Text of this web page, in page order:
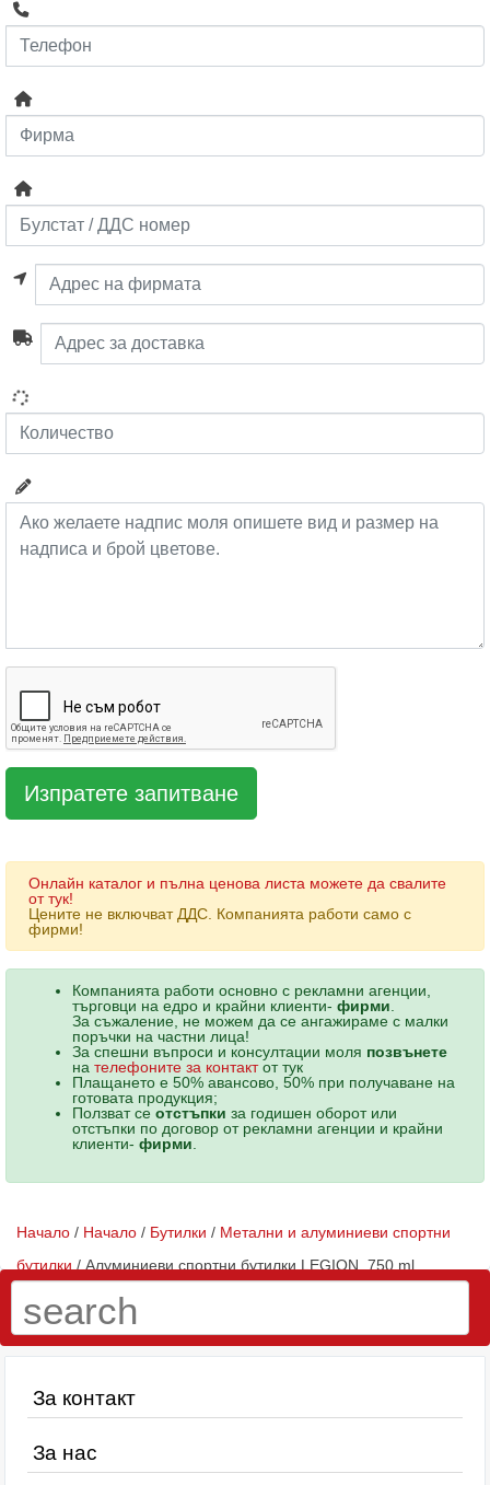
Онлайн каталог и пълна ценова листа можете да свалите
от тук!
Цените не включват ДДС. Компанията работи само с
фирми!
Компанията работи основно с рекламни агенции,
търговци на едро и крайни клиенти- фирми
За съжаление, не можем да се ангажираме с малки
поръчки на частни лица!
За спешни въпроси и консултации моля позвънете
на телефоните за контактот тук
Плащането е 50% авансово, 50% при получаване на
готовата продукция;
Ползват се отстъпки за годишен оборот или
отстъпки по договор от рекламни агенции и крайни
клиенти- фирми
Начало / Начало / Бутилки / Метални и алуминиеви спортни
бутилки / Алуминиеви спортни бутилки LEGION, 750 ml
За контакт
За нас